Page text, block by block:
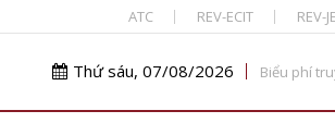
ATC REV-ECIT REV-
Thứ sáu, 07/08/2026 Biểu phí